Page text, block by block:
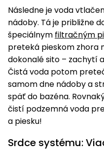
vodárne
Vysokotlakové
umývačky
Zametacie
stroje
Snežné
frézy
Odhŕňače
na sneh
Bagre
Následne je voda
nádoby. Tá je približne
špeciálnym filtračným
preteká pieskom zhora
dokonalé sito – zachytí
Čistá voda potom
samom dne nádoby a
späť do bazéna.
čistí podzemná voda
a piesku!
Srdce systému: